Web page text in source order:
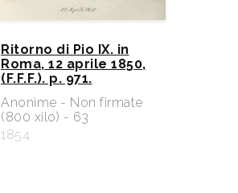
Ritorno di Pio IX. in
Roma, 12 aprile 1850,
(F.F.F.). p. 971.
Anonime - Non firmate
(800 xilo) - 63
1854